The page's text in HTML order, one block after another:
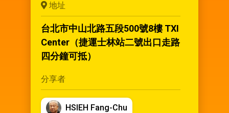
地址
台北市中山北路五段500號8樓 TXI
Center（捷運士林站二號出口走路
四分鐘可抵）
分享者
HSIEH Fang-Chu